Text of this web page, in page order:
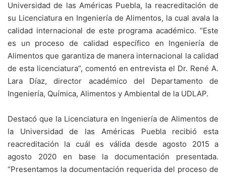
Universidad de las Américas Puebla, la reacreditación de
su Licenciatura en Ingeniería de Alimentos, la cual avala la
calidad internacional de este programa académico. “Este
es un proceso de calidad específico en Ingeniería de
Alimentos que garantiza de manera internacional la calidad
de esta licenciatura”, comentó en entrevista el Dr. René A.
Lara Díaz, director académico del Departamento de
Ingeniería, Química, Alimentos y Ambiental de la UDLAP.
Destacó que la Licenciatura en Ingeniería de Alimentos de
la Universidad de las Américas Puebla recibió esta
reacreditación la cuál es válida desde agosto 2015 a
agosto 2020 en base la documentación presentada.
“Presentamos la documentación requerida del proceso de